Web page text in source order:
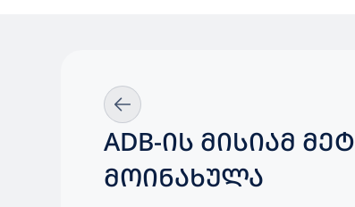
ADB-ᲘᲡ ᲛᲘᲡᲘᲐᲛ
ᲛᲝᲘᲜᲐᲮᲣᲚᲐ